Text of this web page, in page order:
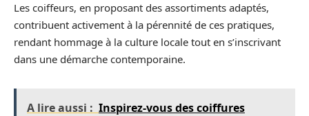
Les coiffeurs, en proposant des assortiments adaptés,
contribuent activement à la pérennité de ces pratiques,
rendant hommage à la culture locale tout en s’inscrivant
dans une démarche contemporaine.
A lire aussi : Inspirez-vous des coiffures